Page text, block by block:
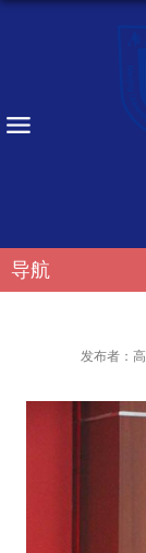
导航
发布者：